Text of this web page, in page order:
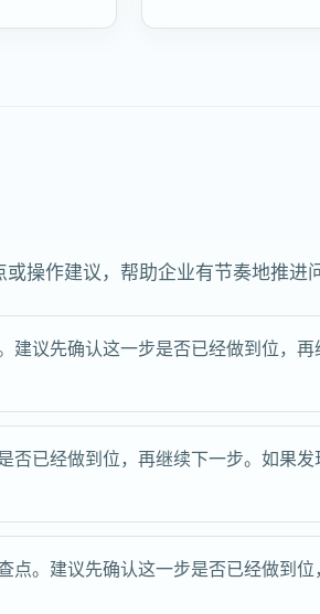
操作建议，帮助企业有节奏地推进
议先确认这一步是否已经做到位，
已经做到位，再继续下一步。如果
。建议先确认这一步是否已经做到